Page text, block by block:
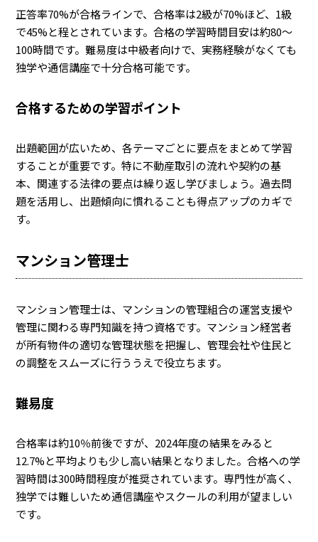
正答率70%が合格ラインで、合格率は2級が70%ほど、1級
で45%と程とされています。合格の学習時間目安は約80〜
100時間です。難易度は中級者向けで、実務経験がなくても
独学や通信講座で十分合格可能です。
合格するための学習ポイント
出題範囲が広いため、各テーマごとに要点をまとめて学習
することが重要です。特に不動産取引の流れや契約の基
本、関連する法律の要点は繰り返し学びましょう。過去問
題を活用し、出題傾向に慣れることも得点アップのカギで
す。
マンション管理士
マンション管理士は、マンションの管理組合の運営支援や
管理に関わる専門知識を持つ資格です。マンション経営者
が所有物件の適切な管理状態を把握し、管理会社や住民と
の調整をスムーズに行ううえで役立ちます。
難易度
合格率は約10％前後ですが、2024年度の結果をみると
12.7%と平均よりも少し高い結果となりました。合格への学
習時間は300時間程度が推奨されています。専門性が高く、
独学では難しいため通信講座やスクールの利用が望ましい
です。